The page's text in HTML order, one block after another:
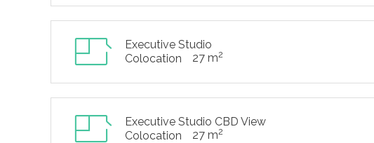
Executive Studio
Colocation
27 m2
Executive Studio CBD View
Colocation
27 m2